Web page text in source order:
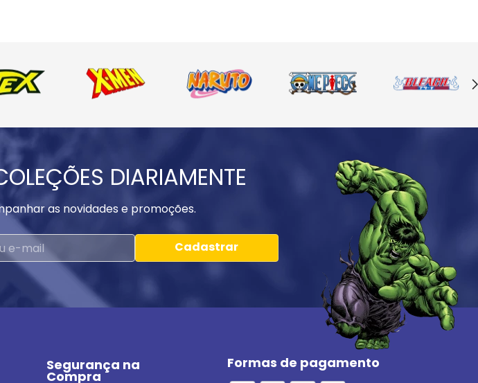
DIARIAMENTE
as novidades e promoções.
Cadastrar
Segurança na
Compra
Formas de pagamento